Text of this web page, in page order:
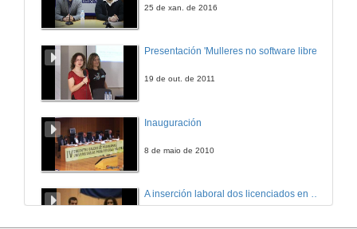
25 de xan. de 2016
Presentación 'Mulleres no software libre'
19 de out. de 2011
Inauguración
8 de maio de 2010
A inserción laboral dos licenciados en Ciencias do Mar: a carreira investigadora